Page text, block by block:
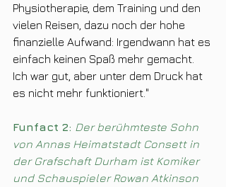
Physiotherapie, dem Training und den
vielen Reisen, dazu noch der hohe
finanzielle Aufwand: Irgendwann hat es
einfach keinen Spaß mehr gemacht.
Ich war gut, aber unter dem Druck hat
es nicht mehr funktioniert."
Funfact 2: Der berühmteste Sohn
von Annas Heimatstadt Consett in
der Grafschaft Durham ist Komiker
und Schauspieler Rowan Atkinson